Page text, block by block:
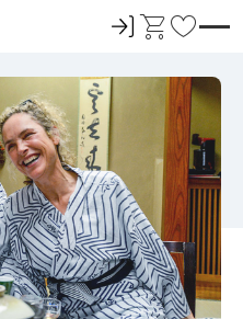
ロ
イ
ン
カ
ト
お
に
入
り